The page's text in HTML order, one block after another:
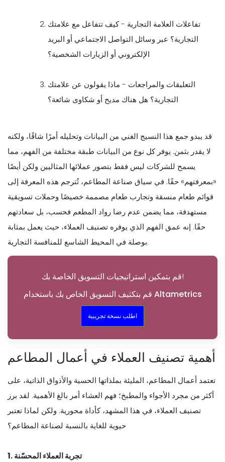
تفاعلات العلامة التجارية - كيف تتفاعل مع علامتك
التجارية؟ عبر وسائل التواصل الاجتماعي أو البريد
الإلكتروني أو الزيارات الشخصية؟
التعليقات والمراجعات - ماذا يقولون عن علامتك
التجارية؟ هل هناك مديح أو شكاوى شائعة؟
قد يبدو جمع هذا النسيج الغني من البيانات وتحليله أمرًا شاقًا، ولكنه
لا يقدر بثمن. يوفر كل نوع من البيانات طبقة مختلفة من الفهم، مما
يسمح للشركات ليس فقط بتصور عملائها المثاليين ولكن أيضًا
«بمعرفتهم» حقًا. في سياق صناعة المطاعم، تُترجم هذه المعرفة إلى
قوائم طعام منسقة وتجارب طعام مصممة خصيصًا وحملات تسويقية
مستهدفة، مما يضمن عدم رضا رواد المطعم فحسب، بل سعادتهم
حقًا. إنه عمق الفهم الذي يوفره تصنيف العملاء، حيث يعمل بمثابة
بوصلة في المحيط الشاسع للمنافسة التجارية.
قم بتمكين استراتيجيات التسويق الخاصة بك!
قم بتكثيف التسويق الخاص بك باستخدام Altametrics
اطلب نسخة تجريبية
أهمية تصنيف العملاء في أعمال المطاعم
تعتمد أعمال المطاعم، المليئة بملذاتها الحسية والأذواق الذاتية، على
أكثر من مجرد الأجواء والمطبخ؛ فهم العشاء أمر بالغ الأهمية. لقد برز
تصنيف العملاء، في هذا المشهد، كأداة محورية. ولكن لماذا تعتبر
حيوية للغاية بالنسبة لصناعة المطاعم؟
1. تجربة العملاء المحسّنة